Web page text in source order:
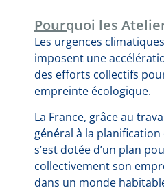
Pourquoi les
Les urgences
imposent une
des efforts collectifs
empreinte écologique.
La France, grâce au
général à la planification
s’est dotée d’un plan
collectivement son
dans un monde